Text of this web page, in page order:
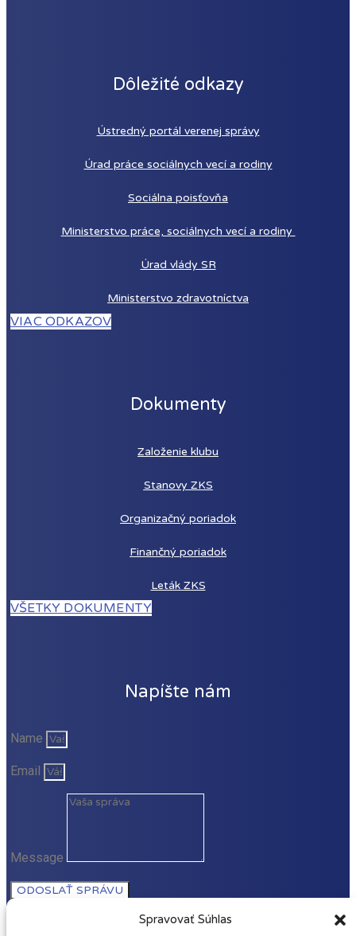
Spravovať Súhlas
Dôležité odkazy
Ústredný portál verenej správy
Úrad práce sociálnych vecí a rodiny
Sociálna poisťovňa
Ministerstvo práce, sociálnych vecí a rodiny
Úrad vlády SR
Ministerstvo zdravotníctva
VIAC ODKAZOV
Dokumenty
Založenie klubu
Stanovy ZKS
Organizačný poriadok
Finančný poriadok
Leták ZKS
VŠETKY DOKUMENTY
Napíšte nám
Name
Email
Message
ODOSLAŤ SPRÁVU